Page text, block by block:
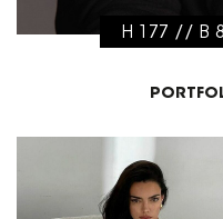
H 177 // B